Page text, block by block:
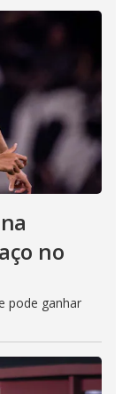
no
pode ganhar